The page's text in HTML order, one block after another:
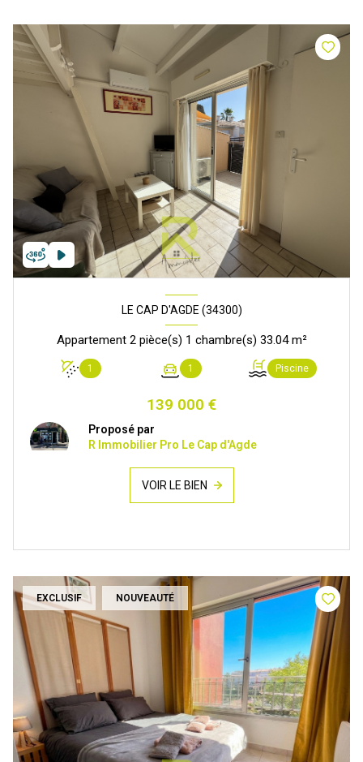
LE CAP D'AGDE (34300)
Appartement 2 pièce(s) 1 chambre(s) 33.04 m²
1 1 Piscine
139 000 €
Proposé par
R Immobilier Pro Le Cap d'Agde
VOIR LE BIEN
EXCLUSIF NOUVEAUTÉ